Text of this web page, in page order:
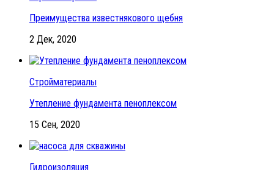
Преимущества известнякового щебня
2 Дек, 2020
Стройматериалы
Утепление фундамента пеноплексом
15 Сен, 2020
Гидроизоляция